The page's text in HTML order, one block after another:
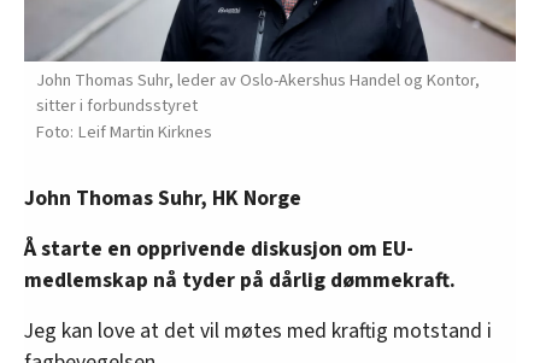
John Thomas Suhr, leder av Oslo-Akershus Handel og Kontor,
sitter i forbundsstyret
Leif Martin Kirknes
John Thomas Suhr, HK Norge
Å starte en opprivende diskusjon om EU-
medlemskap nå tyder på dårlig dømmekraft.
Jeg kan love at det vil møtes med kraftig motstand i